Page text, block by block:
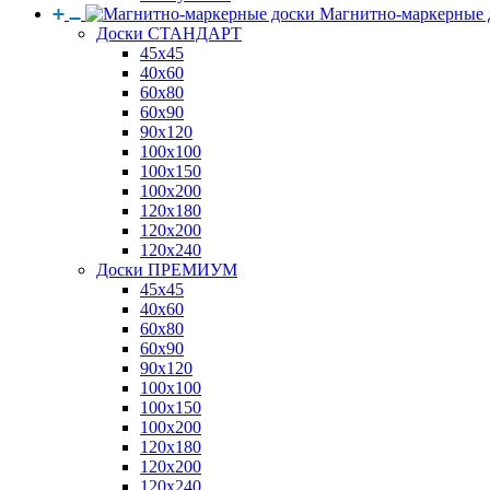
Магнитно-маркерные
Доски СТАНДАРТ
45x45
40x60
60x80
60x90
90x120
100x100
100x150
100x200
120x180
120x200
120x240
Доски ПРЕМИУМ
45x45
40x60
60x80
60x90
90x120
100x100
100x150
100x200
120x180
120x200
120x240